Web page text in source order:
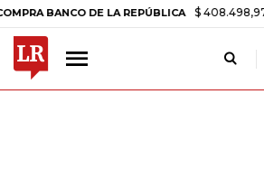
DE LA REPÚBLICA $ 408.498,97 +$